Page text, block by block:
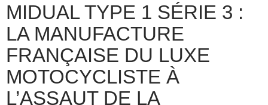
MIDUAL TYPE 1 SÉRIE 3 :
LA MANUFACTURE
FRANÇAISE DU LUXE
MOTOCYCLISTE À
L’ASSAUT DE LA